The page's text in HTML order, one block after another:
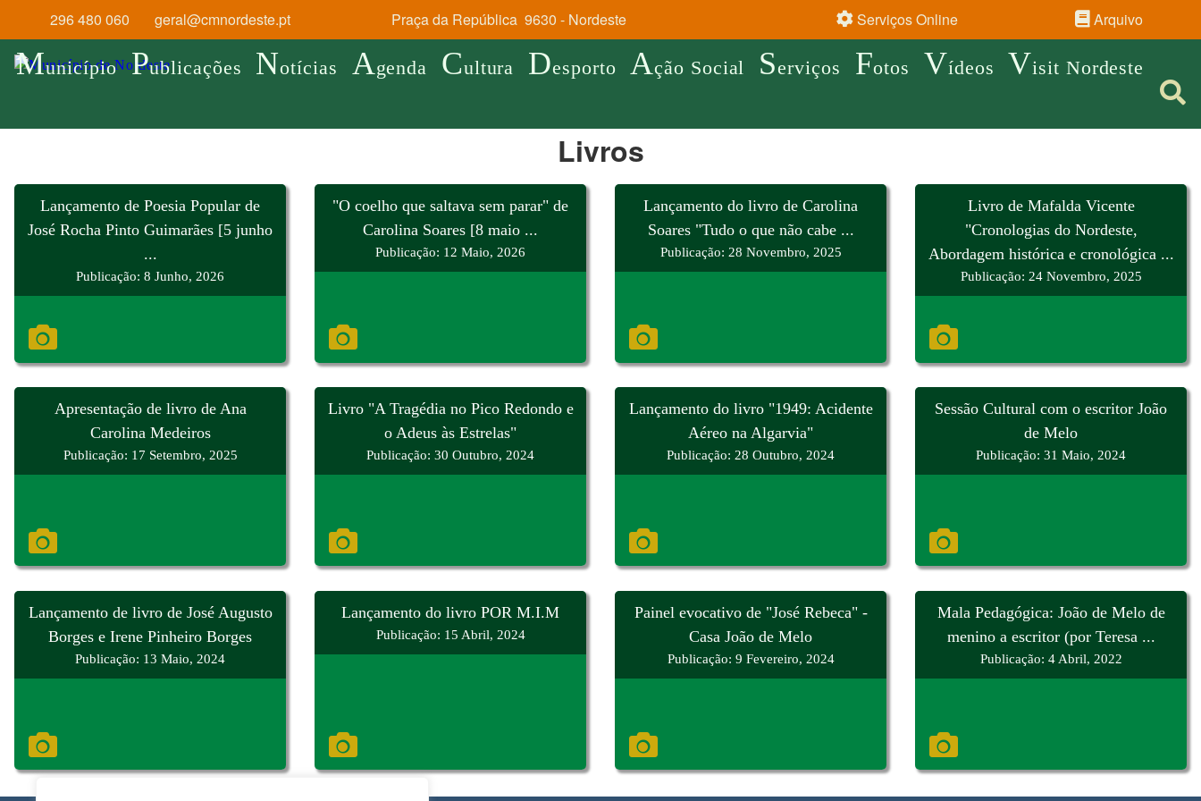
296 480 060 geral@cmnordeste.pt Praça da República 9630 - Nordeste Serviços Online Arquivo
Município Publicações Notícias Agenda Cultura Desporto Ação Social Serviços Fotos Vídeos Visit Nordeste
Livros
Lançamento de Poesia Popular de
José Rocha Pinto Guimarães [5 junho
...
Publicação: 8 Junho, 2026
"O coelho que saltava sem parar" de
Carolina Soares [8 maio ...
Publicação: 12 Maio, 2026
Lançamento do livro de Carolina
Soares "Tudo o que não cabe ...
Publicação: 28 Novembro, 2025
Livro de Mafalda Vicente
"Cronologias do Nordeste,
Abordagem histórica e cronológica ...
Publicação: 24 Novembro, 2025
Apresentação de livro de Ana
Carolina Medeiros
Publicação: 17 Setembro, 2025
Livro "A Tragédia no Pico Redondo e
o Adeus às Estrelas"
Publicação: 30 Outubro, 2024
Lançamento do livro "1949: Acidente
Aéreo na Algarvia"
Publicação: 28 Outubro, 2024
Sessão Cultural com o escritor João
de Melo
Publicação: 31 Maio, 2024
Lançamento de livro de José Augusto
Borges e Irene Pinheiro Borges
Publicação: 13 Maio, 2024
Lançamento do livro POR M.I.M
Publicação: 15 Abril, 2024
Painel evocativo de "José Rebeca" -
Casa João de Melo
Publicação: 9 Fevereiro, 2024
Mala Pedagógica: João de Melo de
menino a escritor (por Teresa ...
Publicação: 4 Abril, 2022